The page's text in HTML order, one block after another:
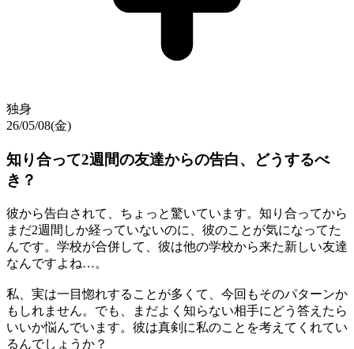
独身
26/05/08(金)
知り合って2週間の友達からの告白、どうするべ
き？
彼から告白されて、ちょっと驚いています。知り合ってから
まだ2週間しか経っていないのに、彼のことが気になってた
んです。学校が合併して、彼は他の学校から来た新しい友達
なんですよね…。
私、実は一目惚れすることが多くて、今回もそのパターンか
もしれません。でも、まだよく知らない相手にどう答えたら
いいか悩んでいます。彼は真剣に私のことを考えてくれてい
るんでしょうか？